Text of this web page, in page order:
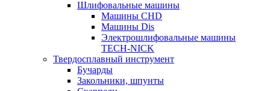
Шлифовальные машины
Машины CHD
Машины Dis
Электрошлифовальные машины
TECH-NICK
Твердосплавный инструмент
Бучарды
Закольники, шпунты